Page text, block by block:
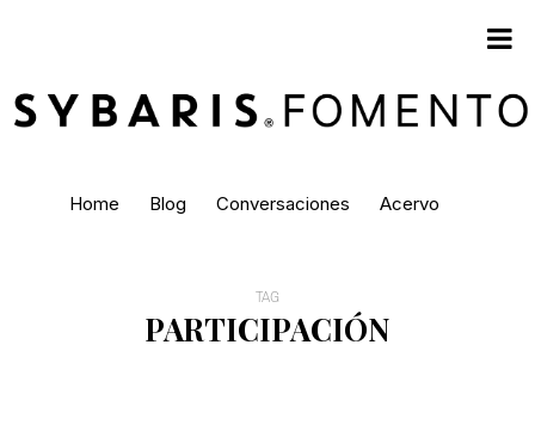
Home Blog Conversaciones Acervo
TAG
PARTICIPACIÓN